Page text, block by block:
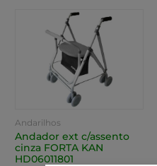
Andarilhos
Andador ext c/assento
cinza FORTA KAN
HD06011801